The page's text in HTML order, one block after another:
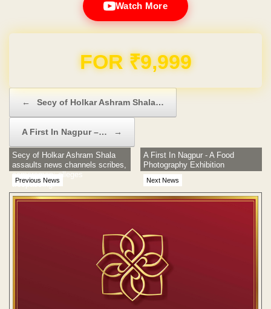
Watch More
Domain & Hosting FREE for 1 Year
← Secy of Holkar Ashram Shala…
A First In Nagpur –… →
Previous News
Secy of Holkar Ashram Shala
assaults news channels scribes,
cameramen; alleges
trespassing!
Next News
A First In Nagpur - A Food
Photography Exhibition